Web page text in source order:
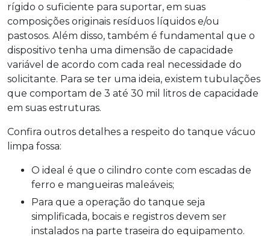
rígido o suficiente para suportar, em suas
composições originais resíduos líquidos e/ou
pastosos. Além disso, também é fundamental que o
dispositivo tenha uma dimensão de capacidade
variável de acordo com cada real necessidade do
solicitante. Para se ter uma ideia, existem tubulações
que comportam de 3 até 30 mil litros de capacidade
em suas estruturas.
Confira outros detalhes a respeito do tanque vácuo
limpa fossa:
O ideal é que o cilindro conte com escadas de
ferro e mangueiras maleáveis;
Para que a operação do tanque seja
simplificada, bocais e registros devem ser
instalados na parte traseira do equipamento.